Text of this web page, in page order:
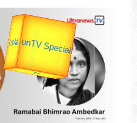
उप प्रधानमंत्री
उपराष्ट्रपति
यात्रा
unTV Special